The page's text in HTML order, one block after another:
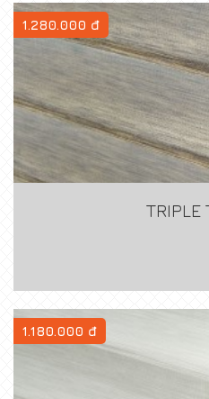
1.280.000 đ
TRIPLE
1.180.000 đ